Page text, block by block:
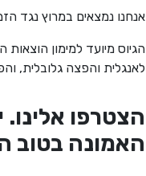
אנחנו נמצאים במרוץ נגד הזמן
הגיוס מיועד למימון
לאנגלית והפצה גלובלית,
הצטרפו
האמונה בטוב